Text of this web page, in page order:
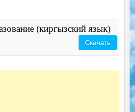
(киргызский язык)
Скачать